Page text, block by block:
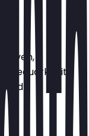
Oliven,
mit
und